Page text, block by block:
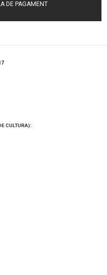
DE PAGAMENT
CULTURA):